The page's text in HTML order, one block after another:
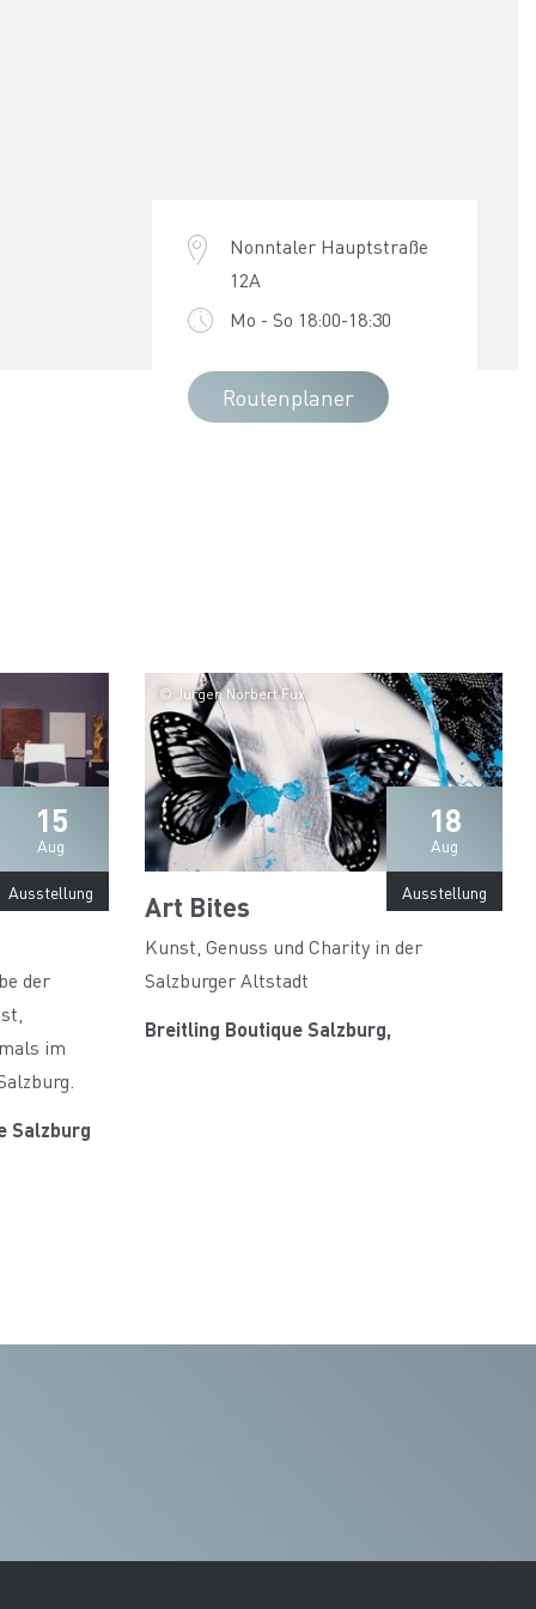
Nonntaler Hauptstraße
12A
Mo - So 18:00-18:30
Routenplaner
15
Aug
Ausstellung
der
im
Salzburg
18
Aug
© Jürgen Norbert Fux
Ausstellung
Art Bites
Kunst, Genuss und Charity in der
Salzburger Altstadt
Breitling Boutique Salzburg,